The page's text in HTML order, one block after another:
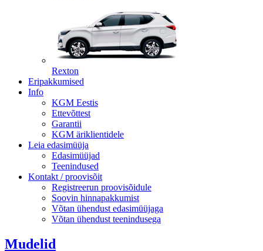
Rexton
Eripakkumised
Info
KGM Eestis
Ettevõttest
Garantii
KGM äriklientidele
Leia edasimüüja
Edasimüüjad
Teenindused
Kontakt / proovisõit
Registreerun proovisõidule
Soovin hinnapakkumist
Võtan ühendust edasimüüjaga
Võtan ühendust teenindusega
Mudelid